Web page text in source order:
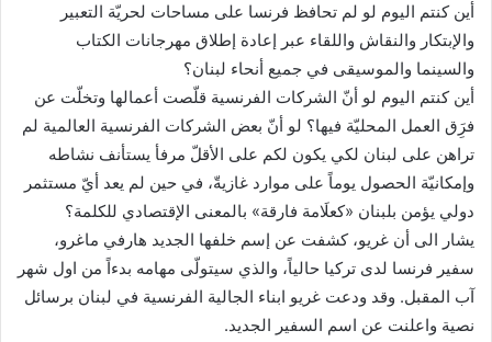
أين كنتم اليوم لو لم تحافظ فرنسا على مساحات لحريّة التعبير
والإبتكار والنقاش واللقاء عبر إعادة إطلاق مهرجانات الكتاب
والسينما والموسيقى في جميع أنحاء لبنان؟
أين كنتم اليوم لو أنّ الشركات الفرنسية قلّصت أعمالها وتخلّت عن
فرَِق العمل المحليّة فيها؟ لو أنّ بعض الشركات الفرنسية العالمية لم
تراهن على لبنان لكي يكون لكم على الأقلّ مرفأ يستأنف نشاطه
وإمكانيّة الحصول يوماً على موارد غازيةّ، في حين لم يعد أيّ مستثمر
دولي يؤمن بلبنان «كعلَامة فارقة» بالمعنى الإقتصادي للكلمة؟
يشار الى أن غريو، كشفت عن إسم خلفها الجديد هارفي ماغرو،
سفير فرنسا لدى تركيا حالياً، والذي سيتولّى مهامه بدءاً من اول شهر
آب المقبل. وقد ودعت غريو ابناء الجالية الفرنسية في لبنان برسائل
نصية واعلنت عن اسم السفير الجديد.